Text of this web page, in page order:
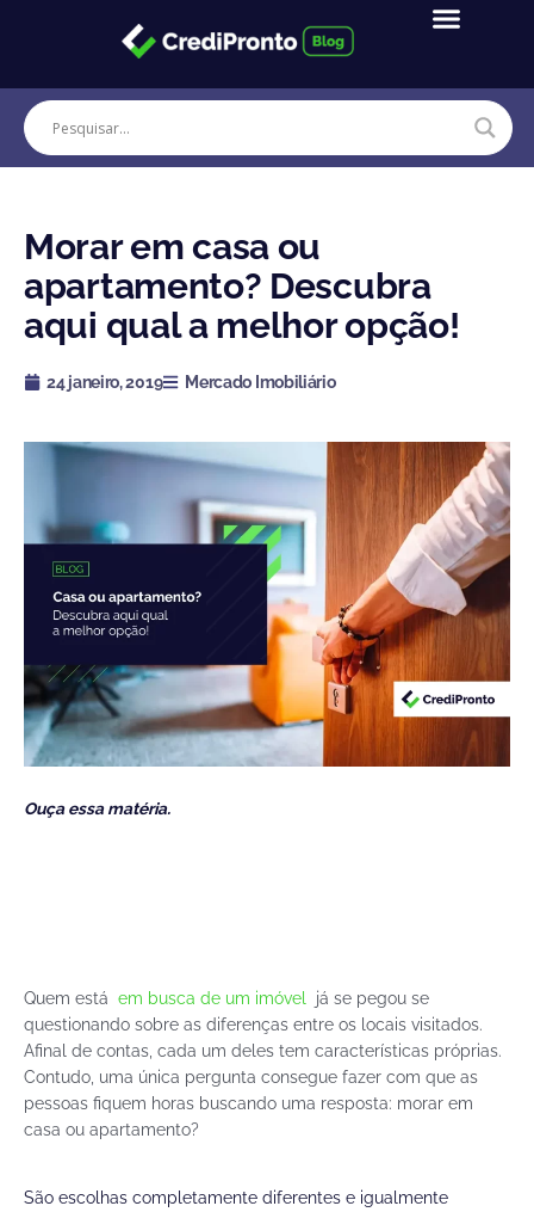
conteúdo
Morar em casa ou
apartamento? Descubra
aqui qual a melhor opção!
24 janeiro, 2019 Mercado Imobiliário
Ouça essa matéria.
Quem está em busca de um imóvel
já se pegou se
questionando sobre as diferenças entre os locais visitados.
Afinal de contas, cada um deles tem características próprias.
Contudo, uma única pergunta consegue fazer com que as
pessoas fiquem horas buscando uma resposta: morar em
casa ou apartamento?
São escolhas completamente diferentes e igualmente